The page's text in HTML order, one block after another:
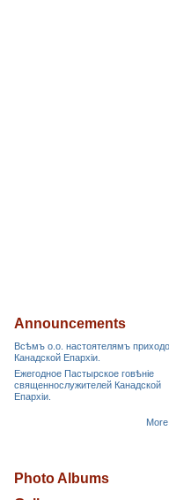
Announcements
Всѣмъ о.о. настоятелямъ
Канадской Епархiи.
Ежегодное Пастырское говѣніе
священнослужителей Канадской
Епархіи.
More
Photo Albums